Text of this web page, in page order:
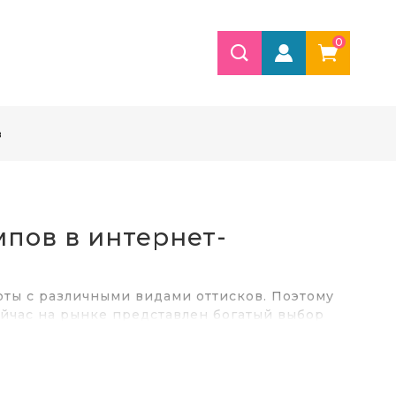
0
в интернет-
с различными видами оттисков. Поэтому
на рынке представлен богатый выбор
атрибуты